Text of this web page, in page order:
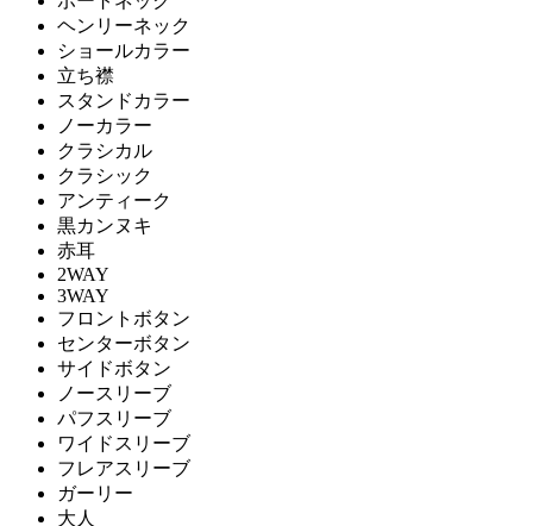
ヘンリーネック
ショールカラー
立ち襟
スタンドカラー
ノーカラー
クラシカル
クラシック
アンティーク
黒カンヌキ
赤耳
2WAY
3WAY
フロントボタン
センターボタン
サイドボタン
ノースリーブ
パフスリーブ
ワイドスリーブ
フレアスリーブ
ガーリー
大人